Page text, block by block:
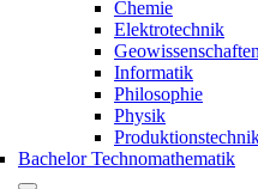
Chemie
Elektrotechnik
Informatik
Philosophie
Physik
Bachelor Technomathematik